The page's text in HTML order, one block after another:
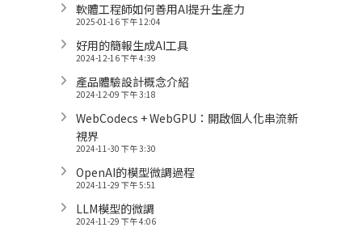
軟體工程師如何善用AI提升生產力
2025-01-16 下午 12:04
好用的簡報生成AI工具
2024-12-16 下午 4:39
產品體驗設計概念介紹
2024-12-09 下午 3:18
WebCodecs + WebGPU：開啟個人化串流新
視界
2024-11-30 下午 3:30
OpenAI的模型微調過程
2024-11-29 下午 5:51
LLM模型的微調
2024-11-29 下午 4:06